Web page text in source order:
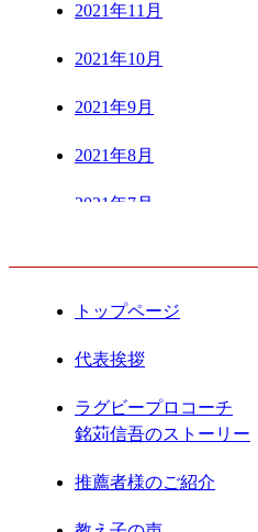
2021年11月
2021年10月
2021年9月
2021年8月
2021年7月
2021年5月
2021年4月
2021年3月
2021年2月
2021年1月
トップページ
代表挨拶
ラグビープロコーチ
銘苅信吾のストーリー
推薦者様のご紹介